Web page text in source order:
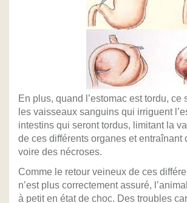
En plus, quand l’estomac est tordu, ce
les vaisseaux sanguins qui irriguent
intestins qui seront tordus, limitant la
de ces différents organes et entraînant
voire des nécroses.
Comme le retour veineux de ces
n’est plus correctement assuré,
à petit en état de choc. Des troubles